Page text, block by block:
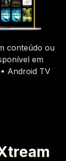
conteúdo ou
em
Android TV